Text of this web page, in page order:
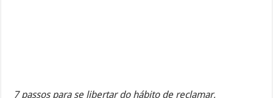
7 passos para se libertar do hábito de reclamar,